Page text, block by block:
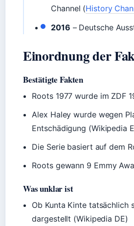
Channel (History
2016 – Deutsche
Einordnung der
Bestätigte Fakten
Roots 1977 wurde im ZDF
Alex Haley wurde wegen
Entschädigung (Wikipedia
Die Serie basiert auf dem
Roots gewann 9 Emmy
Was unklar ist
Ob Kunta Kinte tatsächlich
dargestellt (Wikipedia DE)